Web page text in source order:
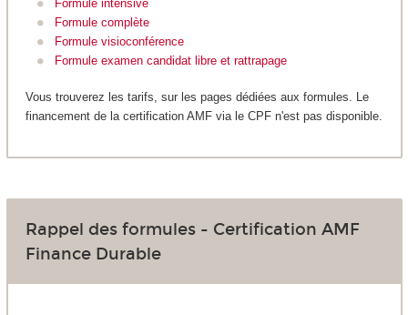
Formule intensive
Formule complète
Formule visioconférence
Formule examen candidat libre et rattrapage
Vous trouverez les tarifs, sur les pages dédiées aux formules. Le
financement de la certification AMF via le CPF n'est pas disponible.
Rappel des formules - Certification AMF
Finance Durable